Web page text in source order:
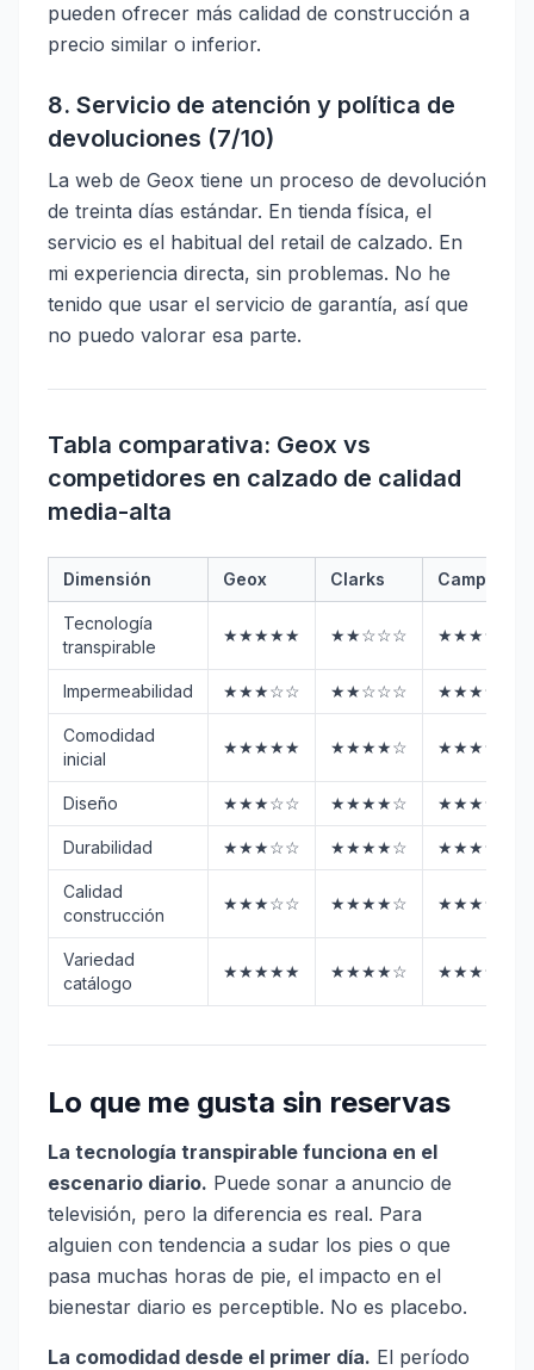
pueden ofrecer más calidad de construcción a
precio similar o inferior.
8. Servicio de atención y política de
devoluciones (7/10)
La web de Geox tiene un proceso de devolución
de treinta días estándar. En tienda física, el
servicio es el habitual del retail de calzado. En
mi experiencia directa, sin problemas. No he
tenido que usar el servicio de garantía, así que
no puedo valorar esa parte.
Tabla comparativa: Geox vs
competidores en calzado de calidad
media-alta
Dimensión Geox Clarks Camper
Tecnología
transpirable
★★★★★ ★★☆☆☆ ★★★☆☆
Impermeabilidad ★★★☆☆ ★★☆☆☆ ★★★☆☆
Comodidad
inicial
★★★★★ ★★★★☆ ★★★★☆
Diseño ★★★☆☆ ★★★★☆ ★★★★★
Durabilidad ★★★☆☆ ★★★★☆ ★★★★☆
Calidad
construcción
★★★☆☆ ★★★★☆ ★★★★☆
Variedad
catálogo
★★★★★ ★★★★☆ ★★★☆☆
Lo que me gusta sin reservas
La tecnología transpirable funciona en el
escenario diario. Puede sonar a anuncio de
televisión, pero la diferencia es real. Para
alguien con tendencia a sudar los pies o que
pasa muchas horas de pie, el impacto en el
bienestar diario es perceptible. No es placebo.
La comodidad desde el primer día. El período